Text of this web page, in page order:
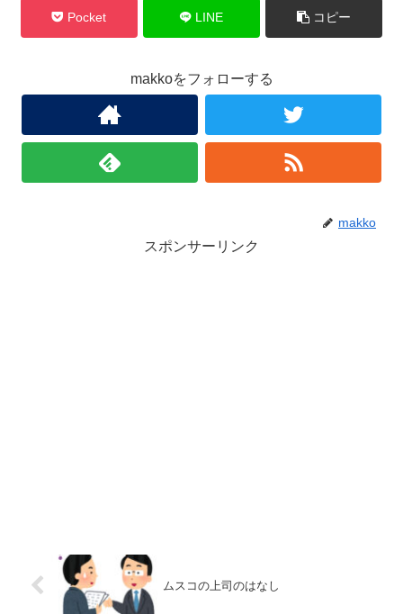
Pocket LINE コピー
makkoをフォローする
makko
スポンサーリンク
ムスコの上司のはなし